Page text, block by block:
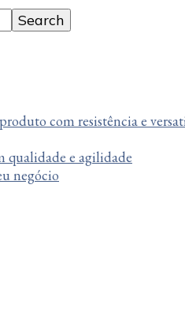
com resistência e
qualidade e agilidade
negócio